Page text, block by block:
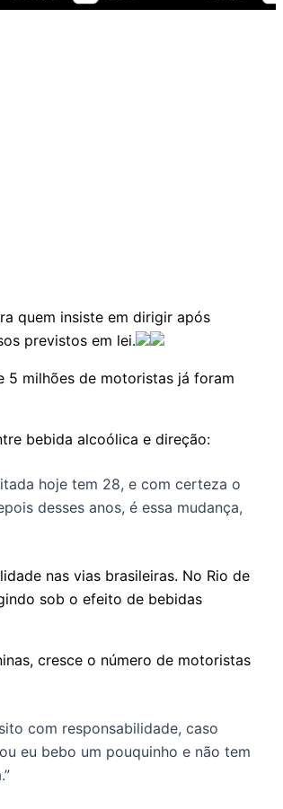
quem insiste em dirigir após
previstos em lei.
5 milhões de motoristas já foram
bebida alcoólica e direção:
hoje tem 28, e com certeza o
desses anos, é essa mudança,
nas vias brasileiras. No Rio de
sob o efeito de bebidas
cresce o número de motoristas
com responsabilidade, caso
eu bebo um pouquinho e não tem